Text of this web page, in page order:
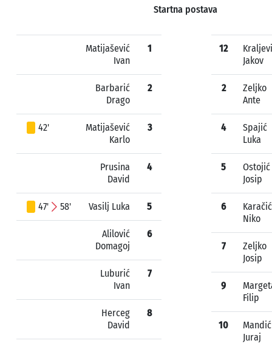
Startna postava
Matijašević
Ivan
1
Barbarić
Drago
2
42'
Matijašević
Karlo
3
Prusina
David
4
47' 58' Vasilj Luka 5
Alilović
Domagoj
6
Luburić
Ivan
7
Herceg
David
8
12
Jakov
2
Zeljko
Ante
4
Spajić
Luka
5
Ostojić
Josip
6
Karačić
Niko
7
Zeljko
Josip
9
Filip
10
Mandić
Juraj